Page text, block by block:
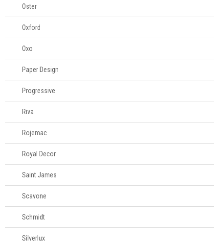
Oster
Oxford
Oxo
Paper Design
Progressive
Riva
Rojemac
Royal Decor
Saint James
Scavone
Schmidt
Silverlux